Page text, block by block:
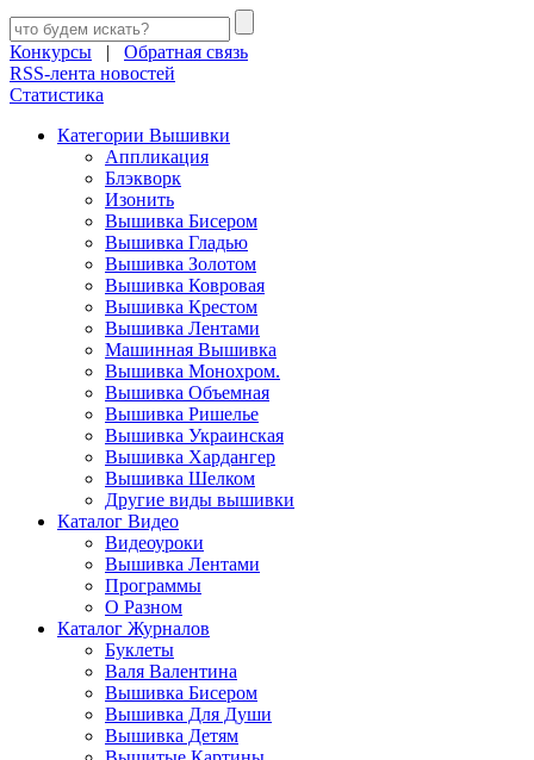
Конкурсы | Обратная связь
RSS-лента новостей
Статистика
Категории Вышивки
Аппликация
Блэкворк
Изонить
Вышивка Бисером
Вышивка Гладью
Вышивка Золотом
Вышивка Ковровая
Вышивка Крестом
Вышивка Лентами
Машинная Вышивка
Вышивка Монохром.
Вышивка Объемная
Вышивка Ришелье
Вышивка Украинская
Вышивка Хардангер
Вышивка Шелком
Другие виды вышивки
Каталог Видео
Видеоуроки
Вышивка Лентами
Программы
О Разном
Каталог Журналов
Буклеты
Валя Валентина
Вышивка Бисером
Вышивка Для Души
Вышивка Детям